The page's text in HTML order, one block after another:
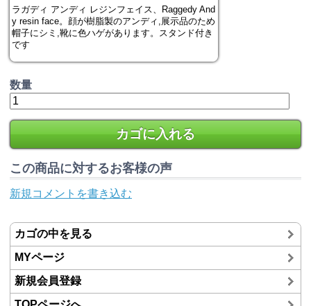
ラガディ アンディ レジンフェイス、Raggedy And
y resin face。顔が樹脂製のアンディ,展示品のため
帽子にシミ,靴に色ハゲがあります。スタンド付き
です
数量
カゴに入れる
この商品に対するお客様の声
新規コメントを書き込む
カゴの中を見る
MYページ
新規会員登録